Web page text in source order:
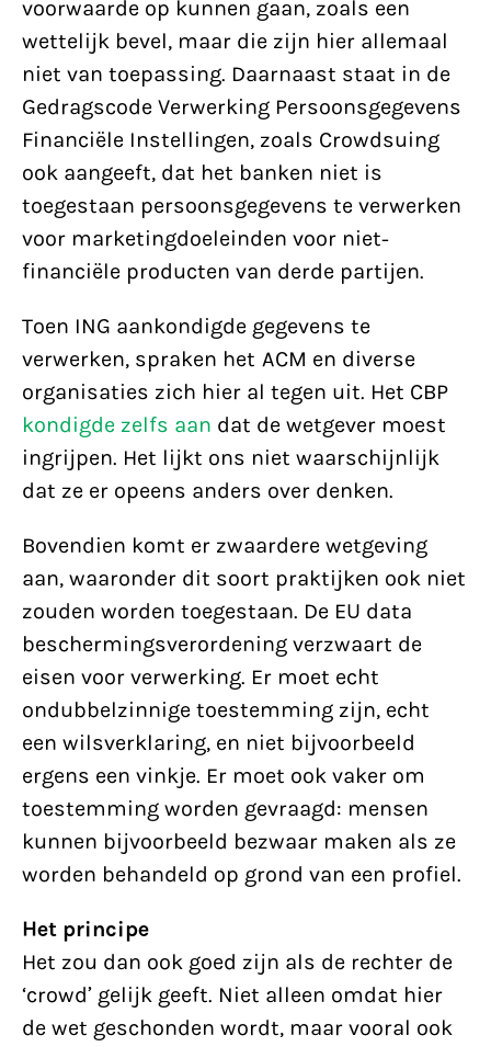
voorwaarde op kunnen gaan, zoals een
wettelijk bevel, maar die zijn hier allemaal
niet van toepassing. Daarnaast staat in de
Gedragscode Verwerking Persoonsgegevens
Financiële Instellingen, zoals Crowdsuing
ook aangeeft, dat het banken niet is
toegestaan persoonsgegevens te verwerken
voor marketingdoeleinden voor niet-
financiële producten van derde partijen.
Toen ING aankondigde gegevens te
verwerken, spraken het ACM en diverse
organisaties zich hier al tegen uit. Het CBP
kondigde zelfs aan dat de wetgever moest
ingrijpen. Het lijkt ons niet waarschijnlijk
dat ze er opeens anders over denken.
Bovendien komt er zwaardere wetgeving
aan, waaronder dit soort praktijken ook niet
zouden worden toegestaan. De EU data
beschermingsverordening verzwaart de
eisen voor verwerking. Er moet echt
ondubbelzinnige toestemming zijn, echt
een wilsverklaring, en niet bijvoorbeeld
ergens een vinkje. Er moet ook vaker om
toestemming worden gevraagd: mensen
kunnen bijvoorbeeld bezwaar maken als ze
worden behandeld op grond van een profiel.
Het principe
Het zou dan ook goed zijn als de rechter de
‘crowd’ gelijk geeft. Niet alleen omdat hier
de wet geschonden wordt, maar vooral ook